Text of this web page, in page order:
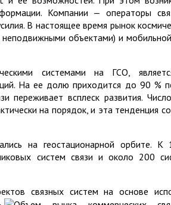
Компании — операторы
В настоящее время рынок
объектами) и мобильной
системами на ГСО,
На ее долю приходится до 90 %
переживает всплеск развития.
на порядок, и эта тенденция
на геостационарной орбите. К
систем связи и около 200
связных систем на основе